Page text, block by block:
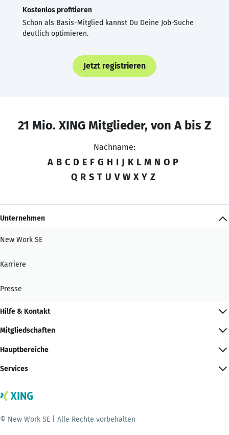
Kostenlos profitieren
Schon als Basis-Mitglied kannst Du Deine Job-Suche
deutlich optimieren.
Jetzt registrieren
21 Mio. XING Mitglieder, von A bis Z
Nachname:
A B C D E F G H I J K L M N O P
Q R S T U V W X Y Z
Unternehmen
New Work SE
Karriere
Presse
Hilfe & Kontakt
Mitgliedschaften
Hauptbereiche
Services
© New Work SE | Alle Rechte vorbehalten